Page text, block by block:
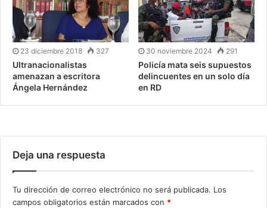
23 diciembre 2018 327
Ultranacionalistas
amenazan a escritora
Ángela Hernández
30 noviembre 2024 291
Policía mata seis supuestos
delincuentes en un solo día
en RD
Deja una respuesta
Tu dirección de correo electrónico no será publicada. Los
campos obligatorios están marcados con *